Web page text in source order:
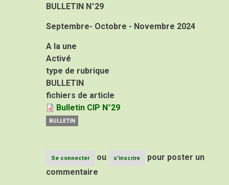
BULLETIN N°29
Septembre- Octobre - Novembre 2024
A la une
Activé
type de rubrique
BULLETIN
fichiers de article
Bulletin CIP N°29
BULLETIN
Se connecter ou s'inscrire
pour poster un
commentaire